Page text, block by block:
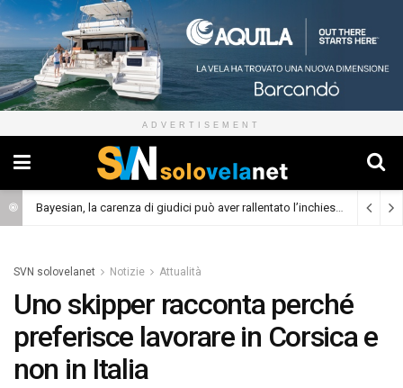
ADVERTISEMENT
Bayesian, la carenza di giudici può aver rallentato l’inchiesta (Cronaca)
SVN solovelanet Notizie Attualità
Uno skipper racconta perché
preferisce lavorare in Corsica e
non in Italia